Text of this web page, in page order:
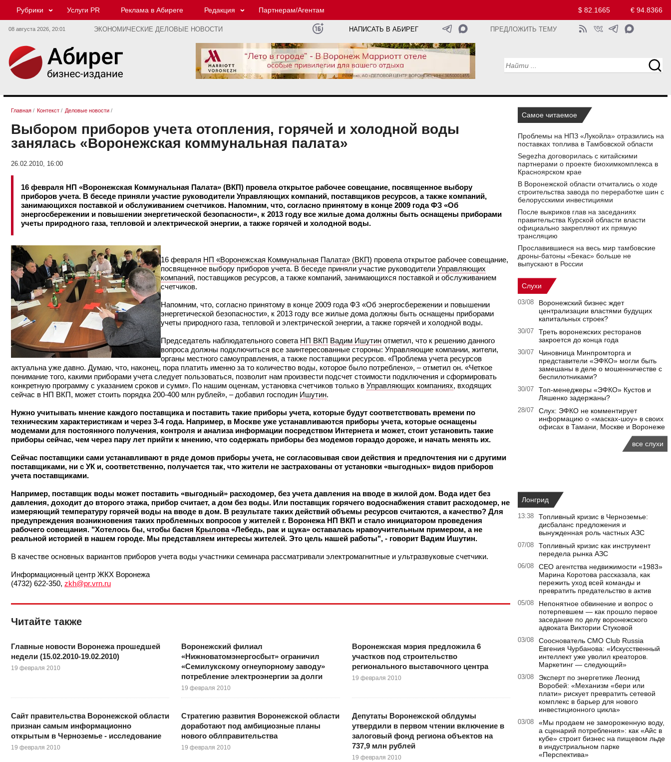
Рубрики Услуги PR Реклама в Абиреге Редакция Партнерам/Агентам $ 82.1665 € 94.8366
08 августа 2026, 20:01 ЭКОНОМИЧЕСКИЕ ДЕЛОВЫЕ НОВОСТИ НАПИСАТЬ В АБИРЕГ ПРЕДЛОЖИТЬ ТЕМУ
Главная / Контекст / Деловые новости /
Выбором приборов учета отопления, горячей и холодной воды
занялась «Воронежская коммунальная палата»
26.02.2010, 16:00
16 февраля НП «Воронежская Коммунальная Палата» (ВКП) провела открытое рабочее совещание, посвященное выбору
приборов учета. В беседе приняли участие руководители Управляющих компаний, поставщиков ресурсов, а также компаний,
занимающихся поставкой и обслуживанием счетчиков. Напомним, что, согласно принятому в конце 2009 года ФЗ «Об
энергосбережении и повышении энергетической безопасности», к 2013 году все жилые дома должны быть оснащены приборами
учеты природного газа, тепловой и электрической энергии, а также горячей и холодной воды.
16 февраля НП «Воронежская Коммунальная Палата» (ВКП) провела открытое рабочее совещание,
посвященное выбору приборов учета. В беседе приняли участие руководители Управляющих
компаний, поставщиков ресурсов, а также компаний, занимающихся поставкой и обслуживанием
счетчиков.
Напомним, что, согласно принятому в конце 2009 года ФЗ «Об энергосбережении и повышении
энергетической безопасности», к 2013 году все жилые дома должны быть оснащены приборами
учеты природного газа, тепловой и электрической энергии, а также горячей и холодной воды.
Председатель наблюдательного совета НП ВКП Вадим Ишутин отметил, что к решению данного
вопроса должны подключиться все заинтересованные стороны: Управляющие компании, жители,
органы местного самоуправления, а также поставщики ресурсов. «Проблема учета ресурсов
актуальна уже давно. Думаю, что, наконец, пора платить именно за то количество воды, которое было потреблено», – отметил он. «Четкое
понимание того, какими приборами учета следует пользоваться, позволит нам произвести подсчет стоимости подключения и сформировать
конкретную программу с указанием сроков и сумм». По нашим оценкам, установка счетчиков только в Управляющих компаниях, входящих
сейчас в НП ВКП, может стоить порядка 200-400 млн рублей», – добавил господин Ишутин.
Нужно учитывать мнение каждого поставщика и поставить такие приборы учета, которые будут соответствовать времени по
техническим характеристикам и через 3-4 года. Например, в Москве уже устанавливаются приборы учета, которые оснащены
модемами для постоянного получения, контроля и анализа информации посредством Интернета и может, стоит установить такие
приборы сейчас, чем через пару лет прийти к мнению, что содержать приборы без модемов гораздо дороже, и начать менять их.
Сейчас поставщики сами устанавливают в ряде домов приборы учета, не согласовывая свои действия и предпочтения ни с другими
поставщиками, ни с УК и, соответственно, получается так, что жители не застрахованы от установки «выгодных» видов приборов
учета поставщиками.
Например, поставщик воды может поставить «выгодный» расходомер, без учета давления на вводе в жилой дом. Вода идет без
давления, доходит до второго этажа, прибор считает, а дом без воды. Или поставщик горячего водоснабжения ставит расходомер, не
измеряющий температуру горячей воды на вводе в дом. В результате таких действий объемы ресурсов считаются, а качество? Для
предупреждения возникновения таких проблемных вопросов у жителей г. Воронежа НП ВКП и стало инициатором проведения
рабочего совещания. "Хотелось бы, чтобы басня Крылова«Лебедь, рак и щука» оставалась нравоучительным примером, а не
реальной историей в нашем городе. Мы представляем интересы жителей. Это цель нашей работы", - говорит Вадим Ишутин.
В качестве основных вариантов приборов учета воды участники семинара рассматривали электромагнитные и ультразвуковые счетчики.
Информационный центр ЖКХ Воронежа
(4732) 622-350, zkh@pr.vrn.ru
Читайте также
Главные новости Воронежа прошедшей
недели (15.02.2010-19.02.2010)
19 февраля 2010
Воронежский филиал
«Нижноватомэнергосбыт» ограничил
«Семилукскому огнеупорному заводу»
потребление электроэнергии за долги
19 февраля 2010
Воронежская мэрия предложила 6
участков под строительство
регионального выставочного центра
19 февраля 2010
Сайт правительства Воронежской области
признан самым информационно
открытым в Черноземье - исследование
19 февраля 2010
Стратегию развития Воронежской области
доработают под амбициозные планы
нового облправительства
19 февраля 2010
Депутаты Воронежской облдумы
утвердили в первом чтении включение в
залоговый фонд региона объектов на
737,9 млн рублей
19 февраля 2010
Самое читаемое
Проблемы на НПЗ «Лукойла» отразились на
поставках топлива в Тамбовской области
Segezha договорилась с китайскими
партнерами о проекте биохимкомплекса в
Красноярском крае
В Воронежской области отчитались о ходе
строительства завода по переработке шин с
белорусскими инвестициями
После выкриков глав на заседаниях
правительства Курской области власти
официально закрепляют их прямую
трансляцию
Прославившиеся на весь мир тамбовские
дроны-батоны «Бекас» больше не
выпускают в России
Слухи
03/08
Воронежский бизнес ждет
централизации властями будущих
капитальных строек?
30/07
Треть воронежских ресторанов
закроется до конца года
30/07
Чиновница Минпромторга и
представители «ЭФКО» могли быть
замешаны в деле о мошенничестве с
беспилотниками?
30/07
Топ-менеджеры «ЭФКО» Кустов и
Ляшенко задержаны?
28/07
Слух: ЭФКО не комментирует
информацию о «масках-шоу» в своих
офисах в Тамани, Москве и Воронеже
все слухи
Лонгрид
13:38
Топливный кризис в Черноземье:
дисбаланс предложения и
вынужденная роль частных АЗС
07/08
Топливный кризис как инструмент
передела рынка АЗС
06/08
CEO агентства недвижимости «1983»
Марина Коротова рассказала, как
пережить уход всей команды и
превратить предательство в актив
05/08
Непонятное обвинение и вопрос о
потерпевшем — как прошло первое
заседание по делу воронежского
адвоката Виктории Стуковой
03/08
Сооснователь CMO Club Russia
Евгения Чурбанова: «Искусственный
интеллект уже уволил креаторов.
Маркетинг — следующий»
03/08
Эксперт по энергетике Леонид
Воробей: «Механизм «бери или
плати» рискует превратить сетевой
комплекс в барьер для нового
инвестиционного цикла»
03/08
«Мы продаем не замороженную воду,
а сценарий потребления»: как «Айс в
кубе» строит бизнес на пищевом льде
в индустриальном парке
«Перспектива»